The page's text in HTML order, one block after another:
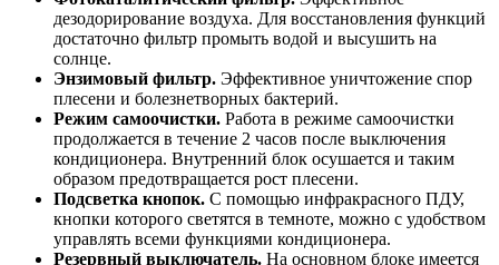
дезодорирование воздуха. Для восстановления функций
достаточно фильтр промыть водой и высушить на
солнце.
Энзимовый фильтр. Эффективное уничтожение спор
плесени и болезнетворных бактерий.
Режим самоочистки. Работа в режиме самоочистки
продолжается в течение 2 часов после выключения
кондиционера. Внутренний блок осушается и таким
образом предотвращается рост плесени.
Подсветка кнопок. С помощью инфракрасного ПДУ,
кнопки которого светятся в темноте, можно с удобством
управлять всеми функциями кондиционера.
Резервный выключатель. На основном блоке имеется